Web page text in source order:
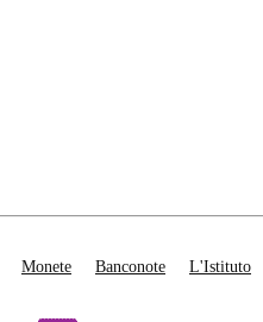
Monete Banconote L'Istituto